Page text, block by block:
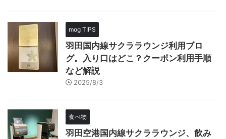
mog TIPS
羽田国内線サクララウンジ利用ブロ
グ。入り口はどこ？クーポン利用手順
など解説
2025/8/3
食べ物
羽田空港国内線サクララウンジ、飲み